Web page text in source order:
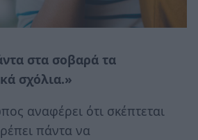
στα σοβαρά τα
σχόλια.»
αναφέρει ότι σκέπτεται
πάντα να